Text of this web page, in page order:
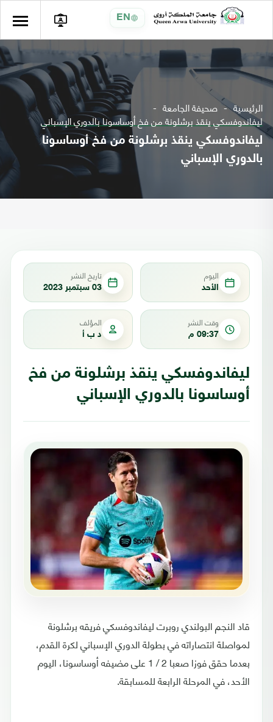
EN
الرئيسية صحيفة الجامعة
ليفاندوفسكي ينقذ برشلونة من فخ أوساسونا بالدوري الإسباني
ليفاندوفسكي ينقذ برشلونة من فخ أوساسونا
بالدوري الإسباني
اليوم
الأحد
تاريخ النشر
03 سبتمبر 2023
وقت النشر
09:37 م
المؤلف
د ب أ
ليفاندوفسكي ينقذ برشلونة من فخ
أوساسونا بالدوري الإسباني
قاد النجم البولندي روبرت ليفاندوفسكي فريقه برشلونة
لمواصلة انتصاراته في بطولة الدوري الإسباني لكرة القدم،
بعدما حقق فوزا صعبا 2 / 1 على مضيفه أوساسونا، اليوم
الأحد، في المرحلة الرابعة للمسابقة.